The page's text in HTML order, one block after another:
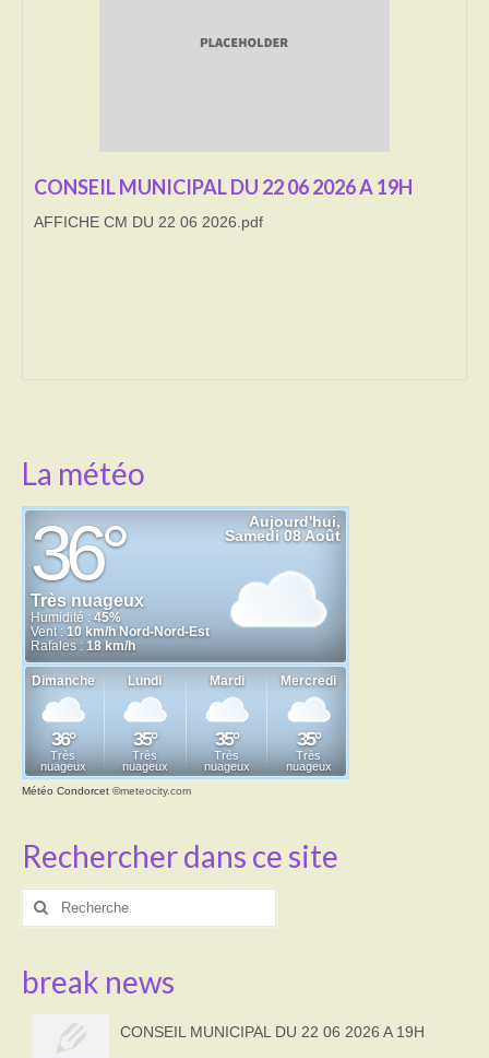
Correspondants de presse
LE BRULAGE DES VEGETAUX
CONSEIL MUNICIPAL DU 22 06 2026 A 19H
AFFICHE CM DU 22 06 2026.pdf
La météo
Météo Condorcet ©meteocity.com
Rechercher dans ce site
Rechercher
break news
CONSEIL MUNICIPAL DU 22 06 2026 A 19H